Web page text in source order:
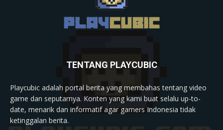
TENTANG PLAYCUBIC
Playcubic adalah portal berita yang membahas tentang video
game dan seputarnya. Konten yang kami buat selalu up-to-
date, menarik dan informatif agar gamers Indonesia tidak
ketinggalan berita.